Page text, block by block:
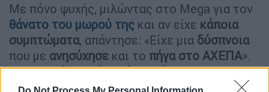
Με πόνο ψυχής, μιλώντας στο Mega για τον
θάνατο του μωρού της και αν είχε κάποια
συμπτώματα, απάντησε: «Είχε μια δύσπνοια
που με ανησύχησε και το πήγα στο ΑΧΕΠΑ».
Οι γιατροί της είπαν ότι πρέπει να
διασωληνωθεί , όπως περιγράφει.